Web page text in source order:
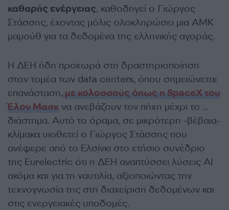
καθαρής ενέργειας, καθοδηγεί ο Γιώργος
Στάσσης, έχοντας μόλις ολοκληρώσει μια ΑΜΚ
μαμούθ για τα δεδομένα της ελληνικής αγοράς.
Η ΔΕΗ ήδη προχωρά στη δραστηριοποίηση
στον τομέα των data centers, όπου σημειώνεται
επανάσταση, με κολοσσούς όπως η SpaceX του
Έλον Μασκ να ανεβάζουν τον πήχη μέχρι το …
διάστημα. Αυτό το όραμα, σε μικρότερη -βέβαια-
κλίμακα υιοθετεί ο Γιώργος Στάσσης που
ανέφερε από το Ελσίνκι στο ετήσιο συνέδριο
της Eurelectric ότι η ΔΕΗ αναπτύσσει λύσεις AI
ακόμα και για τη ναυτιλία, αξιοποιώντας την
τεχνογνωσία της στη διαχείριση δεδομένων και
στις ενεργειακές υποδομές.